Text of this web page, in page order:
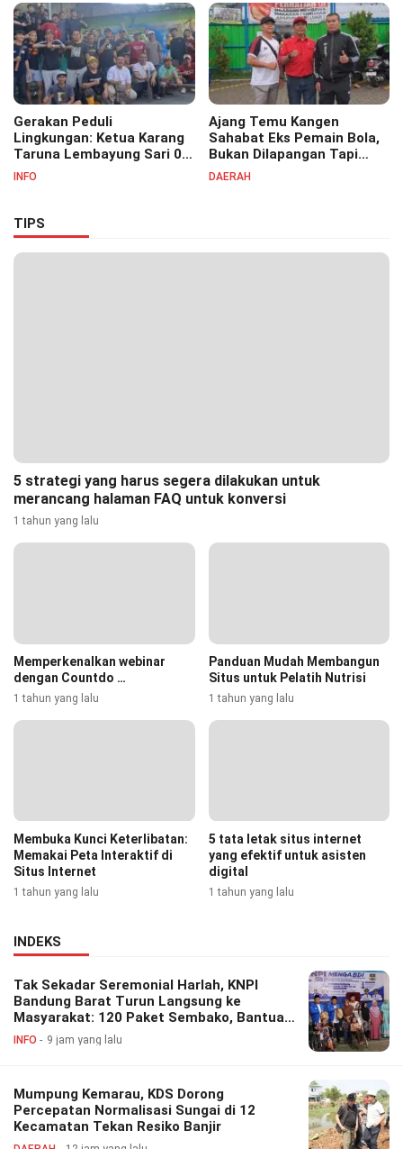
Pesantren Cipasung.
Gerakan Peduli
Lingkungan: Ketua Karang
Taruna Lembayung Sari 09
Irvan Permana Ajak
INFO
Ajang Temu Kangen
Sahabat Eks Pemain Bola,
Bukan Dilapangan Tapi
Ditongkrongan
DAERAH
TIPS
5 strategi yang harus segera dilakukan untuk
merancang halaman FAQ untuk konversi
1 tahun yang lalu
Memperkenalkan webinar
dengan Countdo …
1 tahun yang lalu
Panduan Mudah Membangun
Situs untuk Pelatih Nutrisi
1 tahun yang lalu
Membuka Kunci Keterlibatan:
Memakai Peta Interaktif di
Situs Internet
1 tahun yang lalu
5 tata letak situs internet
yang efektif untuk asisten
digital
1 tahun yang lalu
INDEKS
Tak Sekadar Seremonial Harlah, KNPI
Bandung Barat Turun Langsung ke
Masyarakat: 120 Paket Sembako, Bantuan
Disabilitas hingga Layanan Kesehatan
INFO 9 jam yang lalu
Mumpung Kemarau, KDS Dorong
Percepatan Normalisasi Sungai di 12
Kecamatan Tekan Resiko Banjir